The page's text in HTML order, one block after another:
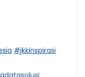
#jkkinspirasi